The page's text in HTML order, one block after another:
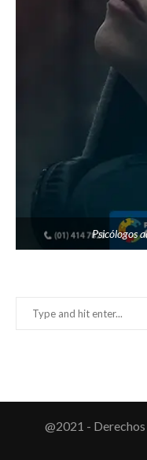
Psicólogos
@2021 -